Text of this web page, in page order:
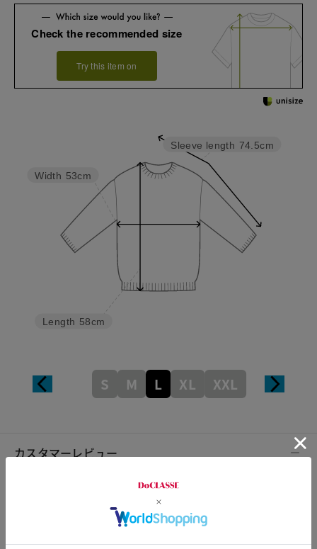
Check the recommended size
Try this item on
Sleeve length 74.5cm
Length 58cm
Width 53cm
S M L XL XXL
カスタマーレビュー
13レビュー